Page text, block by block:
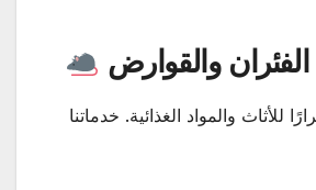
والقوارض
للأثاث والمواد الغذائية. خدماتنا